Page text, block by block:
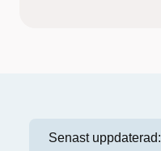
Senast uppdaterad: